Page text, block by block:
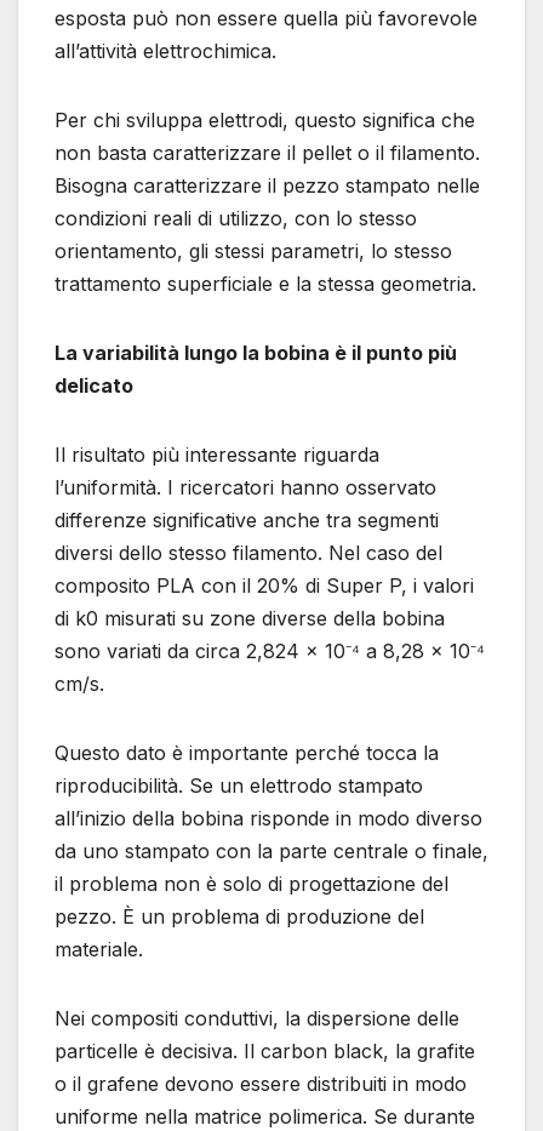
esposta può non essere quella più favorevole
all’attività elettrochimica.
Per chi sviluppa elettrodi, questo significa che
non basta caratterizzare il pellet o il filamento.
Bisogna caratterizzare il pezzo stampato nelle
condizioni reali di utilizzo, con lo stesso
orientamento, gli stessi parametri, lo stesso
trattamento superficiale e la stessa geometria.
La variabilità lungo la bobina è il punto più
delicato
Il risultato più interessante riguarda
l’uniformità. I ricercatori hanno osservato
differenze significative anche tra segmenti
diversi dello stesso filamento. Nel caso del
composito PLA con il 20% di Super P, i valori
di k0 misurati su zone diverse della bobina
sono variati da circa 2,824 × 10⁻⁴ a 8,28 × 10⁻⁴
cm/s.
Questo dato è importante perché tocca la
riproducibilità. Se un elettrodo stampato
all’inizio della bobina risponde in modo diverso
da uno stampato con la parte centrale o finale,
il problema non è solo di progettazione del
pezzo. È un problema di produzione del
materiale.
Nei compositi conduttivi, la dispersione delle
particelle è decisiva. Il carbon black, la grafite
o il grafene devono essere distribuiti in modo
uniforme nella matrice polimerica. Se durante